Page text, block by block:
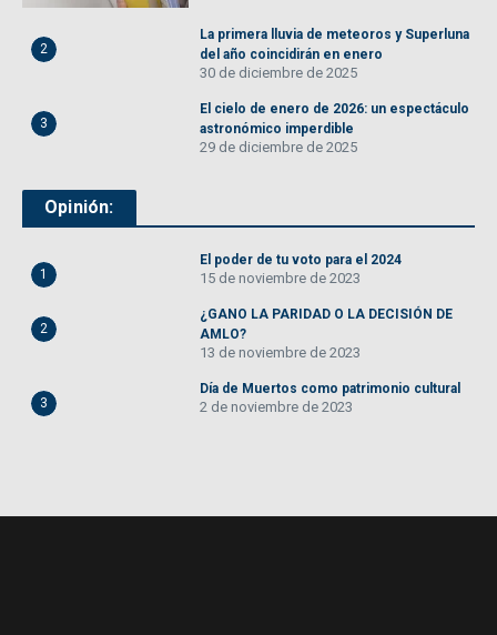
2
La primera lluvia de meteoros y Superluna
del año coincidirán en enero
30 de diciembre de 2025
3
El cielo de enero de 2026: un espectáculo
astronómico imperdible
29 de diciembre de 2025
Opinión:
1
El poder de tu voto para el 2024
15 de noviembre de 2023
2
¿GANO LA PARIDAD O LA DECISIÓN DE
AMLO?
13 de noviembre de 2023
3
Día de Muertos como patrimonio cultural
2 de noviembre de 2023